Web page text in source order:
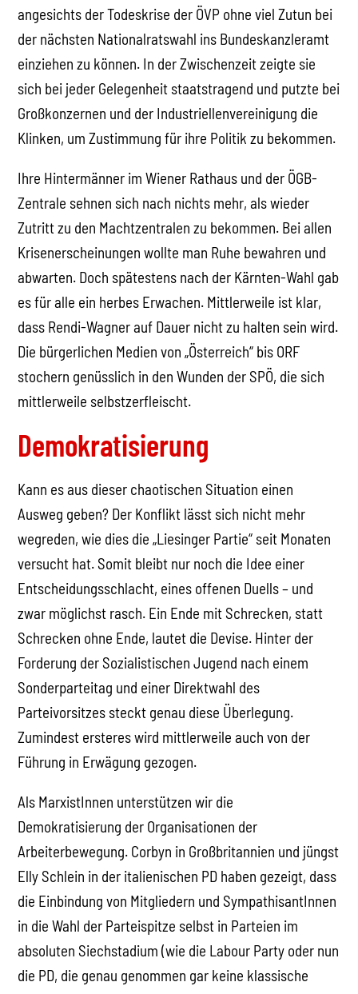
angesichts der Todeskrise der ÖVP ohne viel Zutun bei
der nächsten Nationalratswahl ins Bundeskanzleramt
einziehen zu können. In der Zwischenzeit zeigte sie
sich bei jeder Gelegenheit staatstragend und putzte bei
Großkonzernen und der Industriellenvereinigung die
Klinken, um Zustimmung für ihre Politik zu bekommen.
Ihre Hintermänner im Wiener Rathaus und der ÖGB-
Zentrale sehnen sich nach nichts mehr, als wieder
Zutritt zu den Machtzentralen zu bekommen. Bei allen
Krisenerscheinungen wollte man Ruhe bewahren und
abwarten. Doch spätestens nach der Kärnten-Wahl gab
es für alle ein herbes Erwachen. Mittlerweile ist klar,
dass Rendi-Wagner auf Dauer nicht zu halten sein wird.
Die bürgerlichen Medien von „Österreich“ bis ORF
stochern genüsslich in den Wunden der SPÖ, die sich
mittlerweile selbstzerfleischt.
Demokratisierung
Kann es aus dieser chaotischen Situation einen
Ausweg geben? Der Konflikt lässt sich nicht mehr
wegreden, wie dies die „Liesinger Partie“ seit Monaten
versucht hat. Somit bleibt nur noch die Idee einer
Entscheidungsschlacht, eines offenen Duells – und
zwar möglichst rasch. Ein Ende mit Schrecken, statt
Schrecken ohne Ende, lautet die Devise. Hinter der
Forderung der Sozialistischen Jugend nach einem
Sonderparteitag und einer Direktwahl des
Parteivorsitzes steckt genau diese Überlegung.
Zumindest ersteres wird mittlerweile auch von der
Führung in Erwägung gezogen.
Als MarxistInnen unterstützen wir die
Demokratisierung der Organisationen der
Arbeiterbewegung. Corbyn in Großbritannien und jüngst
Elly Schlein in der italienischen PD haben gezeigt, dass
die Einbindung von Mitgliedern und SympathisantInnen
in die Wahl der Parteispitze selbst in Parteien im
absoluten Siechstadium (wie die Labour Party oder nun
die PD, die genau genommen gar keine klassische